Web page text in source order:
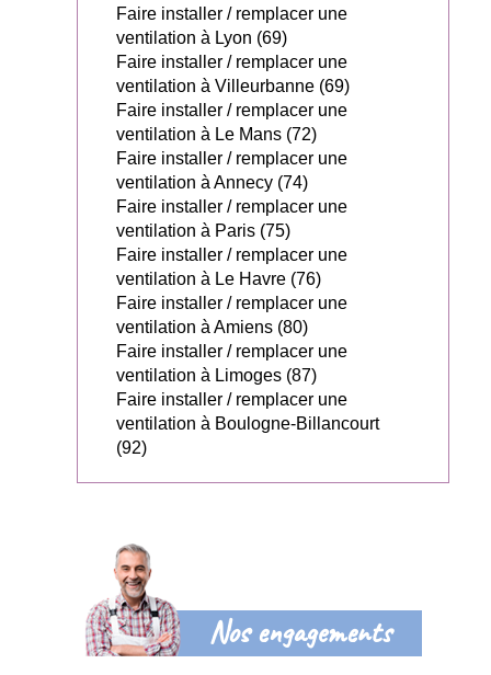
Faire installer / remplacer une
ventilation à Lyon (69)
Faire installer / remplacer une
ventilation à Villeurbanne (69)
Faire installer / remplacer une
ventilation à Le Mans (72)
Faire installer / remplacer une
ventilation à Annecy (74)
Faire installer / remplacer une
ventilation à Paris (75)
Faire installer / remplacer une
ventilation à Le Havre (76)
Faire installer / remplacer une
ventilation à Amiens (80)
Faire installer / remplacer une
ventilation à Limoges (87)
Faire installer / remplacer une
ventilation à Boulogne-Billancourt
(92)
Nos engagements